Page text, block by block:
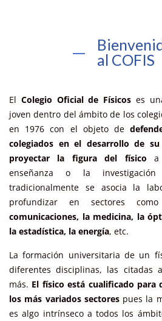
al COFIS
El Colegio Oficial de Físicos es
joven dentro del ámbito de los
en 1976 con el objeto de
colegiados en el desarrollo de
proyectar la figura del físico a
enseñanza o la
tradicionalmente se asocia la
profundizar en sectores
comunicaciones, la medicina, la
la estadística, la energía, etc.
La formación universitaria de un
diferentes disciplinas, las citadas
más. El físico está cualificado para
los más variados sectorespues la
es algo intrínseco a todos los